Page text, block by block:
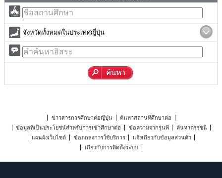
จังหวัดทั้งหมดในประเทศญี่ปุ่น
ข่าวสารการศึกษาต่อญี่ปุ่น
ค้นหาสถานที่ศึกษาต่อ
ข้อมูลที่เป็นประโยชน์สำหรับการเข้าศึกษาต่อ
ข้อความจากรุ่นพี่
ค้นหาดรรชนี
แผนผังเว็บไซต์
ข้อตกลงการใช้บริการ
แจ้งเกี่ยวกับข้อมูลส่วนตัว
เกี่ยวกับการติดตั้งระบบ